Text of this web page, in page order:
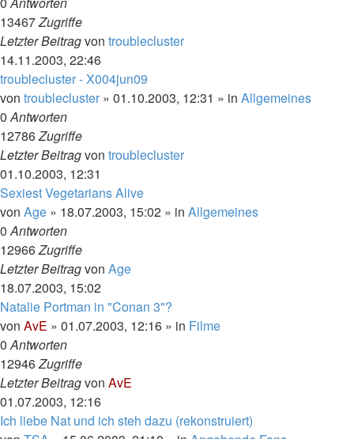
13467Zugriffe
Letzter Beitragvon troublecluster
14.11.2003, 22:46
troublecluster - X004jun09
von troublecluster » 01.10.2003, 12:31 » in Allgemeines
0Antworten
12786Zugriffe
Letzter Beitragvon troublecluster
01.10.2003, 12:31
Sexiest Vegetarians Alive
von Age » 18.07.2003, 15:02 » in Allgemeines
0Antworten
12966Zugriffe
Letzter Beitragvon Age
18.07.2003, 15:02
Natalie Portman in "Conan 3"?
von AvE » 01.07.2003, 12:16 » in Filme
0Antworten
12946Zugriffe
Letzter Beitragvon AvE
01.07.2003, 12:16
Ich liebe Nat und ich steh dazu (rekonstruiert)